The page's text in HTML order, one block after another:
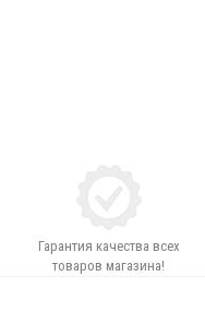
Гарантия качества всех
товаров магазина!